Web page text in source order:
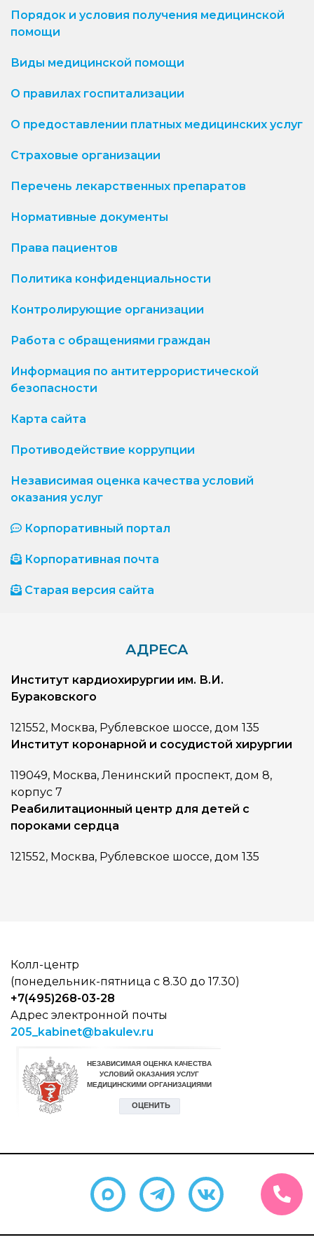
Порядок и условия получения медицинской
помощи
Виды медицинской помощи
О правилах госпитализации
О предоставлении платных медицинских услуг
Страховые организации
Перечень лекарственных препаратов
Нормативные документы
Права пациентов
Политика конфиденциальности
Контролирующие организации
Работа с обращениями граждан
Информация по антитеррористической
безопасности
Карта сайта
Противодействие коррупции
Независимая оценка качества условий
оказания услуг
Корпоративный портал
Корпоративная почта
Старая версия сайта
АДРЕСА
Институт кардиохирургии им. В.И.
Бураковского
121552, Москва, Рублевское шоссе, дом 135
Институт коронарной и сосудистой хирургии
119049, Москва, Ленинский проспект, дом 8,
корпус 7
Реабилитационный центр для детей с
пороками сердца
121552, Москва, Рублевское шоссе, дом 135
Колл-центр
(понедельник-пятница с 8.30 до 17.30)
+7(495)268-03-28
Адрес электронной почты
205_kabinet@bakulev.ru